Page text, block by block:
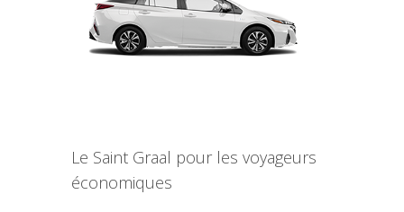
Le Saint Graal pour les voyageurs
économiques